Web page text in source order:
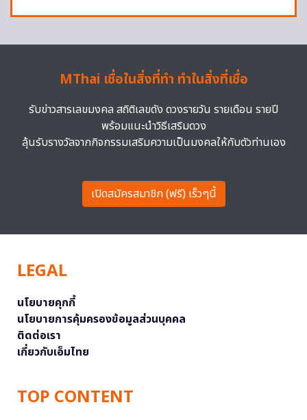
MThai เชื่อในสิ่งที่ทำ ทำในสิ่งที่เชื่อ
รับข่าวสารเลขมงคล สถิติเลขดัง ดวงรายวัน รายเดือน รายปี
พร้อมแนะนำวิธีเสริมดวง
ลุ้นรับรางวัลจากกิจกรรมเสริมความเป็นมงคลให้กับตัวท่านเอง
เปิดสมัครสมาชิก (ฟรี) เร็วๆนี้
LEGAL
นโยบายคุกกี้
นโยบายการคุ้มครองข้อมูลส่วนบุคคล
ติดต่อเรา
เกี่ยวกับเอ็มไทย
TOP CONTENT